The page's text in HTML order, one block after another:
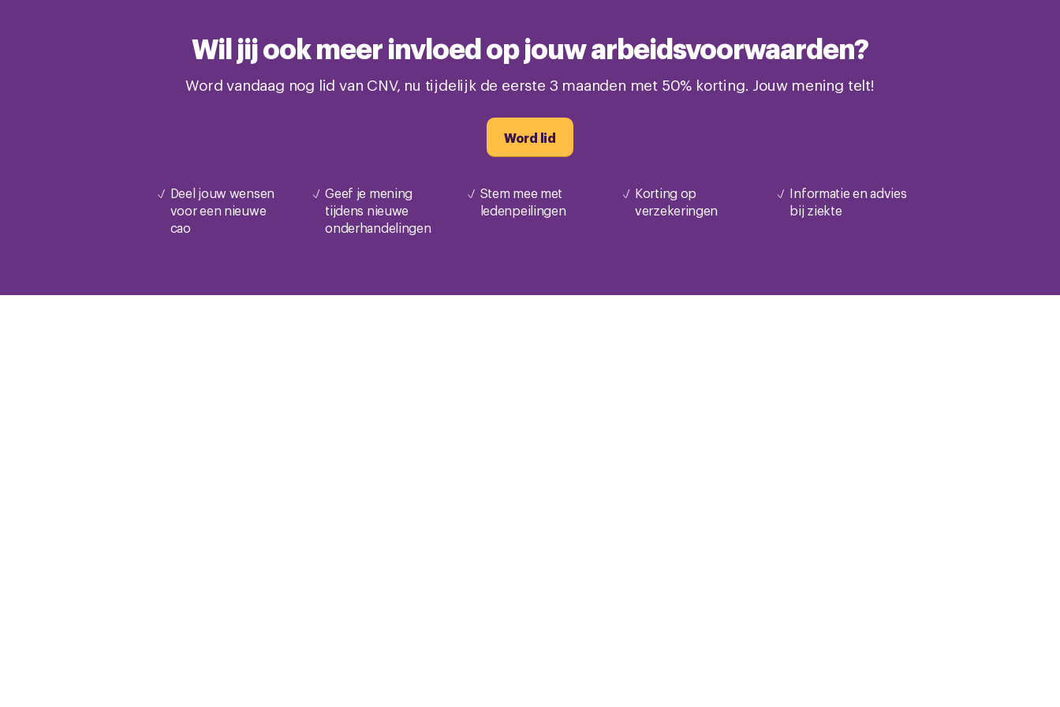
Wil jij ook meer invloed op jouw arbeidsvoorwaarden?
Word vandaag nog lid van CNV, nu tijdelijk de eerste 3 maanden met 50% korting. Jouw mening telt!
Word lid
Deel jouw wensen
voor een nieuwe
cao
Geef je mening
tijdens nieuwe
onderhandelingen
Stem mee met
ledenpeilingen
Korting op
verzekeringen
Informatie en advies
bij ziekte